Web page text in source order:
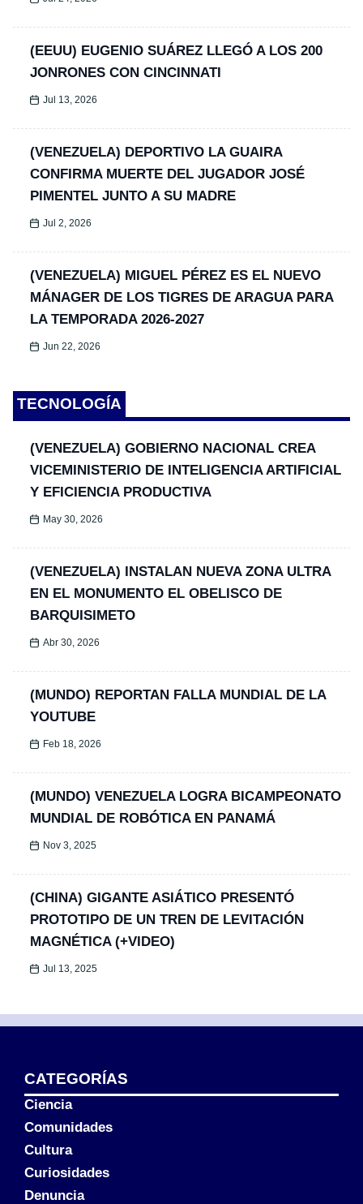
(EEUU) EUGENIO SUÁREZ LLEGÓ A LOS 200
JONRONES CON CINCINNATI
Jul 13, 2026
(VENEZUELA) DEPORTIVO LA GUAIRA
CONFIRMA MUERTE DEL JUGADOR JOSÉ
PIMENTEL JUNTO A SU MADRE
Jul 2, 2026
(VENEZUELA) MIGUEL PÉREZ ES EL NUEVO
MÁNAGER DE LOS TIGRES DE ARAGUA PARA
LA TEMPORADA 2026-2027
Jun 22, 2026
TECNOLOGÍA
(VENEZUELA) GOBIERNO NACIONAL CREA
VICEMINISTERIO DE INTELIGENCIA ARTIFICIAL
Y EFICIENCIA PRODUCTIVA
May 30, 2026
(VENEZUELA) INSTALAN NUEVA ZONA ULTRA
EN EL MONUMENTO EL OBELISCO DE
BARQUISIMETO
Abr 30, 2026
(MUNDO) REPORTAN FALLA MUNDIAL DE LA
YOUTUBE
Feb 18, 2026
(MUNDO) VENEZUELA LOGRA BICAMPEONATO
MUNDIAL DE ROBÓTICA EN PANAMÁ
Nov 3, 2025
(CHINA) GIGANTE ASIÁTICO PRESENTÓ
PROTOTIPO DE UN TREN DE LEVITACIÓN
MAGNÉTICA (+VIDEO)
Jul 13, 2025
CATEGORÍAS
Ciencia
Comunidades
Cultura
Curiosidades
Denuncia